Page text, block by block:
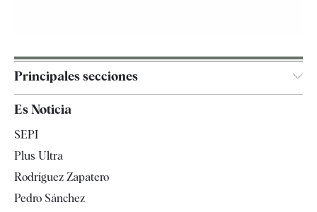
Principales secciones
España
Televisión
Es Noticia
SEPI
Plus Ultra
Rodríguez Zapatero
Pedro Sánchez